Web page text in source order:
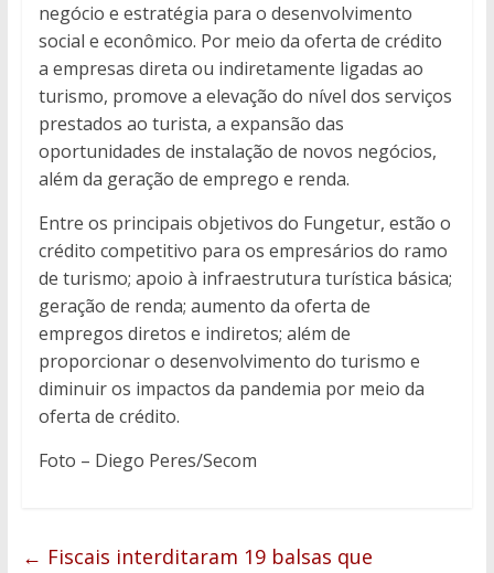
negócio e estratégia para o desenvolvimento
social e econômico. Por meio da oferta de crédito
a empresas direta ou indiretamente ligadas ao
turismo, promove a elevação do nível dos serviços
prestados ao turista, a expansão das
oportunidades de instalação de novos negócios,
além da geração de emprego e renda.
Entre os principais objetivos do Fungetur, estão o
crédito competitivo para os empresários do ramo
de turismo; apoio à infraestrutura turística básica;
geração de renda; aumento da oferta de
empregos diretos e indiretos; além de
proporcionar o desenvolvimento do turismo e
diminuir os impactos da pandemia por meio da
oferta de crédito.
Foto – Diego Peres/Secom
← Fiscais interditaram 19 balsas que